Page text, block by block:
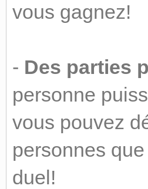
vous gagnez!
- Des parties
personne
vous pouvez
personnes
duel!